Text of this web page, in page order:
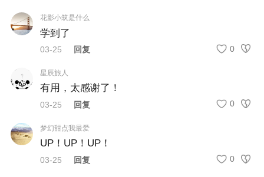
我们将严格按上级有关要求，随机编排准考证。
考点考场由系统随机编排，与考生报考专业（职
位）、本人户籍、工作和学习单位、住址所在区
域以及报名缴费的先后顺序等信息项并无关联。
二、报考条件
报考条件按照《人力资源社会保障部关于印发经
济专业技术资格规定和经济专业技术资格考试实
施办法的通知》（人社部规〔2020〕1号）有关
花影小筑是什么
学到了
03-25 回复 0
星辰旅人
有用，太感谢了！
03-25 回复 0
梦幻甜点我最爱
UP！UP！UP！
03-25 回复 0